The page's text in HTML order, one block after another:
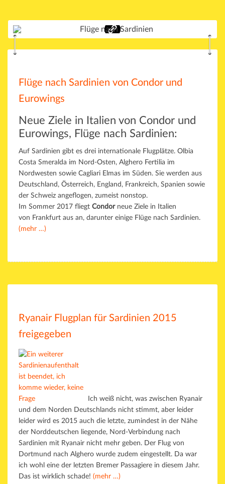
Flüge nach Sardinien von Condor und
Eurowings
Neue Ziele in Italien von Condor und
Eurowings, Flüge nach Sardinien:
Auf Sardinien gibt es drei internationale Flugplätze. Olbia
Costa Smeralda im Nord-Osten, Alghero Fertilia im
Nordwesten sowie Cagliari Elmas im Süden. Sie werden aus
Deutschland, Österreich, England, Frankreich, Spanien sowie
der Schweiz angeflogen, zumeist nonstop.
Im Sommer 2017 fliegt Condorneue Ziele in Italien
von Frankfurt aus an, darunter einige Flüge nach Sardinien.
(mehr …)
Ryanair Flugplan für Sardinien 2015
freigegeben
Ich weiß nicht, was zwischen Ryanair
und dem Norden Deutschlands nicht stimmt, aber leider
leider wird es 2015 auch die letzte, zumindest in der Nähe
der Norddeutschen liegende, Nord-Verbindung nach
Sardinien mit Ryanair nicht mehr geben. Der Flug von
Dortmund nach Alghero wurde zudem eingestellt. Da war
ich wohl eine der letzten Bremer Passagiere in diesem Jahr.
Das ist wirklich schade! (mehr …)